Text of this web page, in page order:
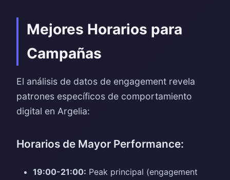
Mejores Horarios para
Campañas
El análisis de datos de engagement revela
patrones específicos de comportamiento
digital en Argelia:
Horarios de Mayor Performance:
19:00-21:00: Peak principal (engagement